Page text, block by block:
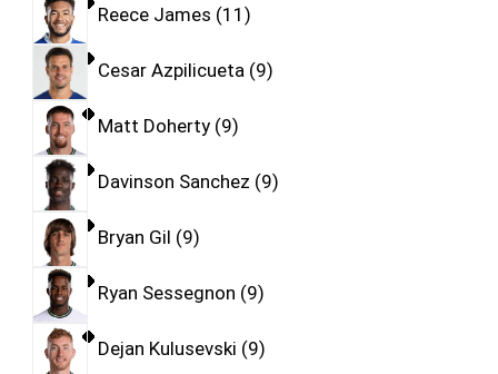
Reece James 11
Cesar Azpilicueta 9
Matt Doherty 9
Davinson Sanchez 9
Bryan Gil 9
Ryan Sessegnon 9
Dejan Kulusevski 9